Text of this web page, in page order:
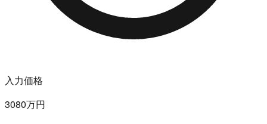
入力価格
3080万円